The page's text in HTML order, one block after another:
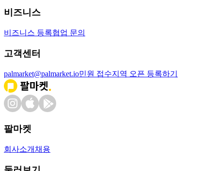
비즈니스
비즈니스 등록협업 문의
고객센터
palmarket@palmarket.io민원 접수지역 오픈 등록하기
팔마켓
회사소개 채용